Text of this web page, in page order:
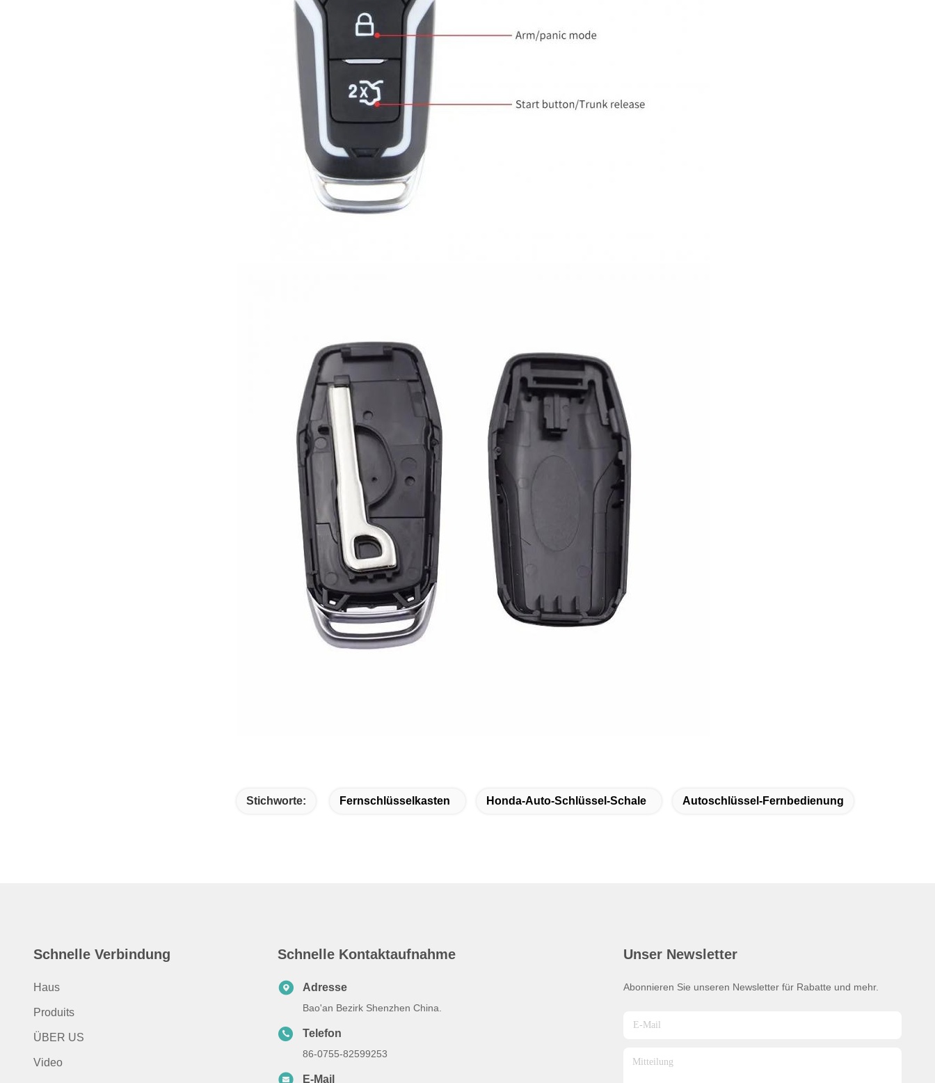
Stichworte: Fernschlüsselkasten Honda-Auto-Schlüssel-Schale Autoschlüssel-Fernbedienung
Schnelle Verbindung
Haus
Produits
ÜBER US
Video
Schnelle Kontaktaufnahme
Adresse
Bao'an Bezirk Shenzhen China.
Telefon
86-0755-82599253
E-Mail
Unser Newsletter
Abonnieren Sie unseren Newsletter für Rabatte und mehr.